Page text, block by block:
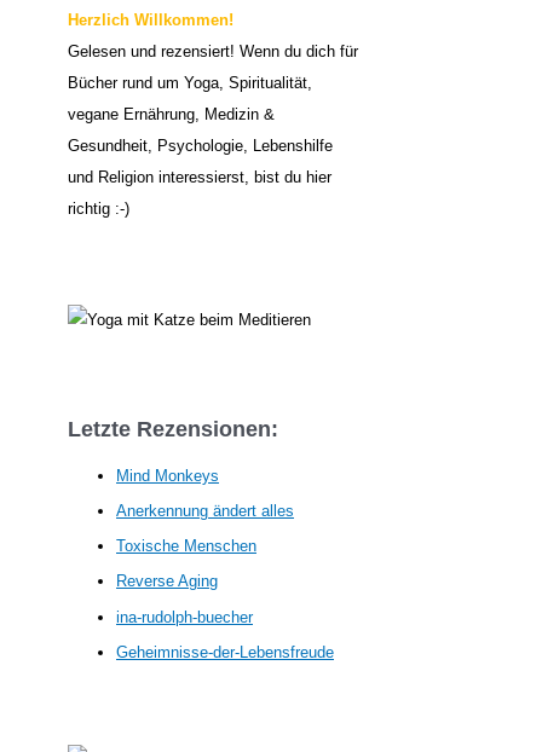
Herzlich Willkommen!
Gelesen und rezensiert! Wenn du dich für
Bücher rund um Yoga, Spiritualität,
vegane Ernährung, Medizin &
Gesundheit, Psychologie, Lebenshilfe
und Religion interessierst, bist du hier
richtig :-)
Letzte Rezensionen:
Mind Monkeys
Anerkennung ändert alles
Toxische Menschen
Reverse Aging
ina-rudolph-buecher
Geheimnisse-der-Lebensfreude